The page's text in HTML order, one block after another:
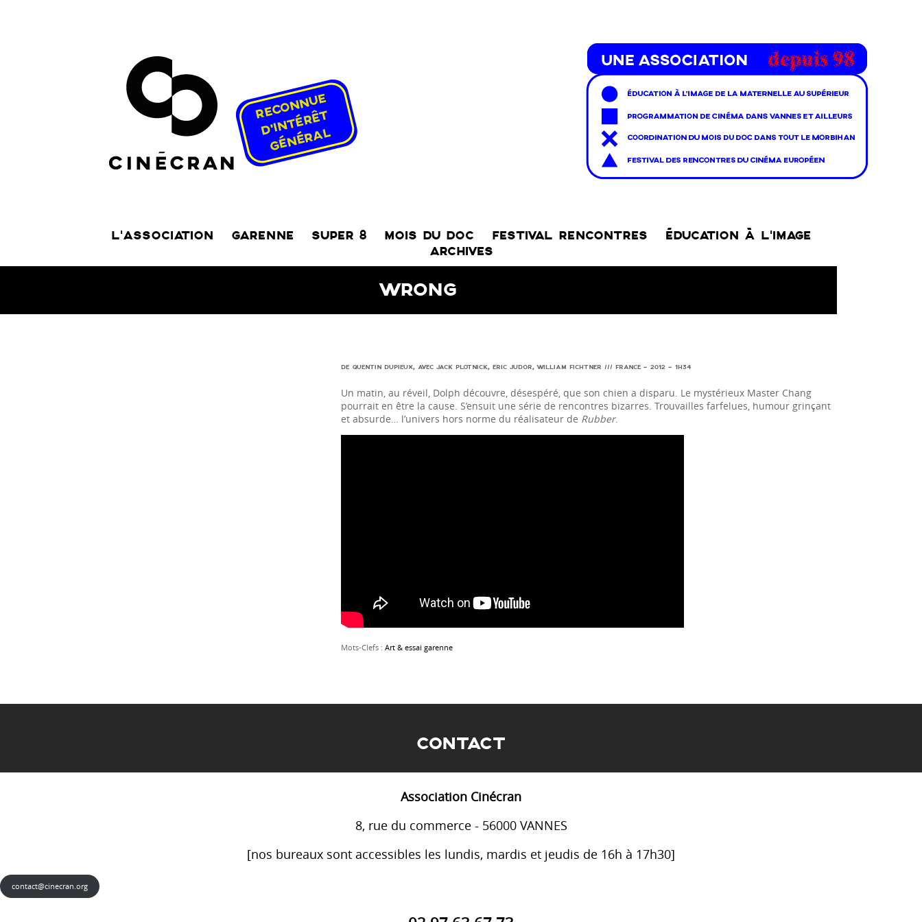
L’ASSOCIATION GARENNE SUPER 8 MOIS DU DOC FESTIVAL RENCONTRES
ÉDUCATION À L’IMAGE
ARCHIVES
WRONG
DE QUENTIN DUPIEUX, AVEC JACK PLOTNICK, ERIC JUDOR, WILLIAM FICHTNER /// FRANCE – 2012 – 1H34
Un matin, au réveil, Dolph découvre, désespéré, que son chien a disparu. Le mystérieux Master Chang
pourrait en être la cause. S’ensuit une série de rencontres bizarres. Trouvailles farfelues, humour grinçant
et absurde… l’univers hors norme du réalisateur de Rubber.
Mots-Clefs : Art & essai garenne
CONTACT
Association Cinécran
8, rue du commerce - 56000 VANNES
[nos bureaux sont accessibles les lundis, mardis et jeudis de 16h à 17h30]
contact@cinecran.org